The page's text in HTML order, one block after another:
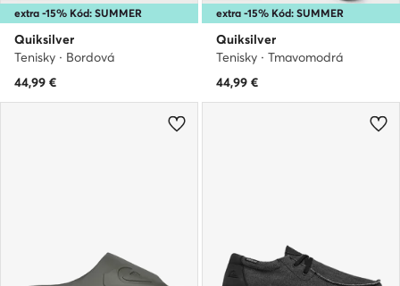
extra -15% Kód: SUMMER
Quiksilver
Tenisky · Bordová
44,99 €
extra -15% Kód: SUMMER
Quiksilver
Tenisky · Tmavomodrá
44,99 €